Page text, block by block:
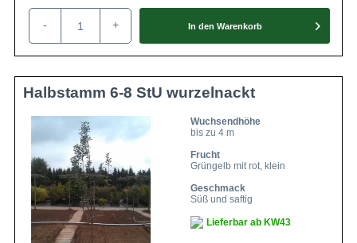
- + In den Warenkorb
Halbstamm 6-8 StU wurzelnackt
Wuchsendhöhe
bis zu 4 m
Frucht
Grüngelb mit rot, klein
Geschmack
Süß und saftig
Lieferbar ab KW43